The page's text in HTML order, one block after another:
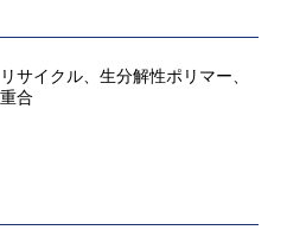
サイクル、生分解性ポリマー、
合